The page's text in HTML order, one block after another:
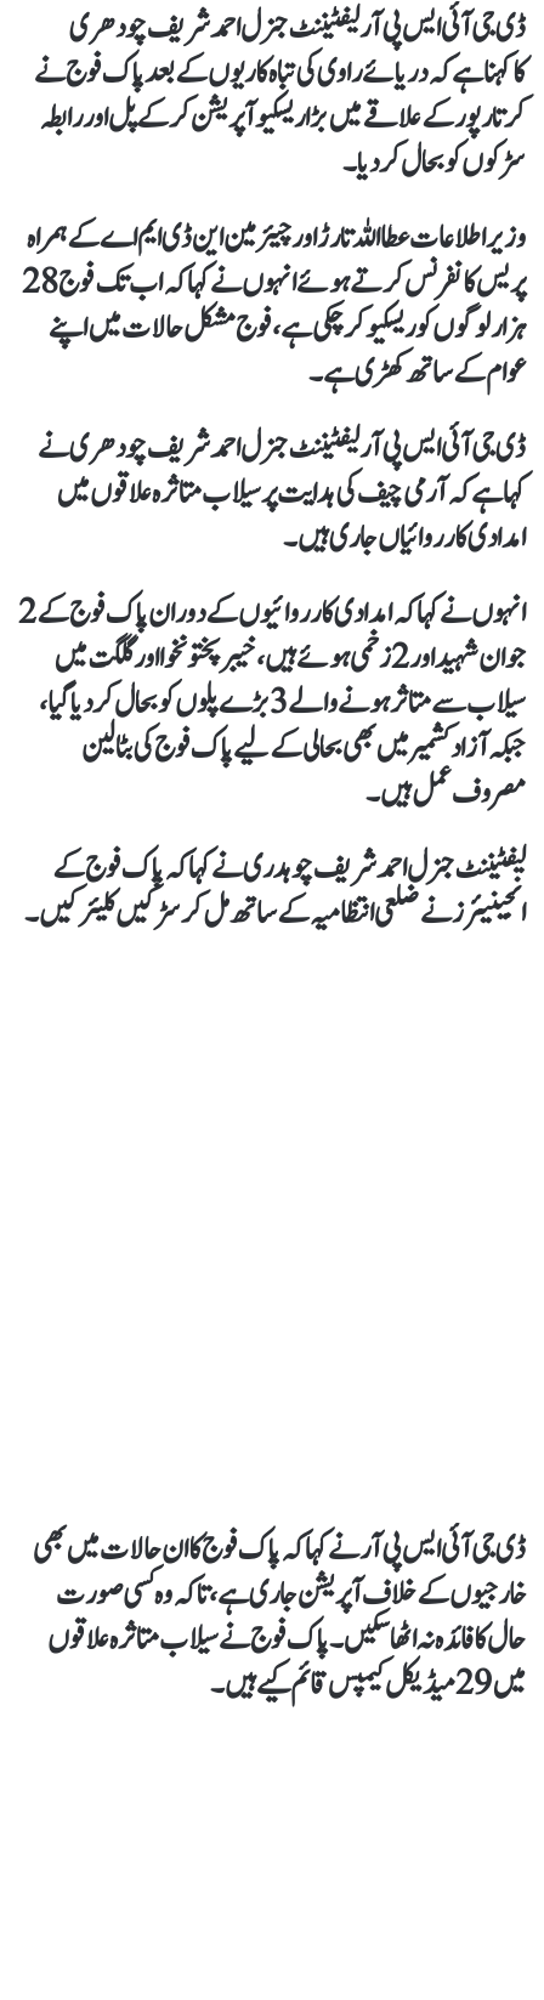
ڈی جی آئی ایس پی آرلیفٹیننٹ جنرل احمد شریف چودھری
کاکہناہے کہ دریائےراوی کی تباہ کاریوں کے بعد پاک فوج نے
کرتار پور کے علاقے میں بڑا ریسکیو آپریشن کرکے پل اور رابطہ
سڑکوں کو بحال کردیا۔
وزیر اطلاعات عطااللہ تارڑ اور چیئرمین این ڈی ایم اے کے ہمراہ
پریس کانفرنس کرتے ہوئے انہوں نے کہاکہ اب تک فوج 28
ہزار لوگوں کو ریسکیو کر چکی ہے، فوج مشکل حالات میں اپنے
عوام کے ساتھ کھڑی ہے۔
ڈی جی آئی ایس پی آرلیفٹیننٹ جنرل احمد شریف چودھری نے
کہا ہے کہ آرمی چیف کی ہدایت پر سیلاب متاثرہ علاقوں میں
امدادی کارروائیاں جاری ہیں۔
انہوں نے کہاکہ امدادی کارروائیوں کے دوران پاک فوج کے 2
جوان شہید اور 2 زخمی ہوئے ہیں، خیبرپختونخوا اور گلگت میں
سیلاب سے متاثر ہونے والے 3 بڑے پلوں کو بحال کردیا گیا،
جبکہ آزاد کشمیر میں بھی بحالی کے لیے پاک فوج کی بٹالین
مصروف عمل ہیں۔
لیفٹیننٹ جنرل احمد شریف چوہدری نے کہاکہ پاک فوج کے
انجینیئرز نے ضلعی انتظامیہ کے ساتھ مل کر سڑکیں کلیئر کیں۔
ڈی جی آئی ایس پی آر نے کہاکہ پاک فوج کا ان حالات میں بھی
خارجیوں کے خلاف آپریشن جاری ہے، تاکہ وہ کسی صورت
حال کا فائدہ نہ اٹھا سکیں۔ پاک فوج نے سیلاب متاثرہ علاقوں
میں 29 میڈیکل کیمپس قائم کیے ہیں۔